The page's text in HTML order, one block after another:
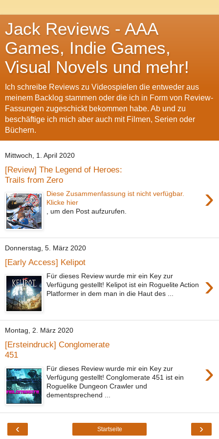
Jack Reviews - AAA
Games, Indie Games,
Visual Novels und mehr!
Ich schreibe Reviews zu Videospielen die entweder aus
meinem Backlog stammen oder die ich in Form von Review-
Fassungen zugeschickt bekommen habe. Ab und zu
beschäftige ich mich aber auch mit Filmen, Serien oder
Büchern.
Mittwoch, 1. April 2020
[Review] The Legend of Heroes:
Trails from Zero
›
Diese Zusammenfassung ist nicht verfügbar.
Klicke hier
, um den Post aufzurufen.
Donnerstag, 5. März 2020
[Early Access] Kelipot
›
Für dieses Review wurde mir ein Key zur
Verfügung gestellt! Kelipot ist ein Roguelite Action
Platformer in dem man in die Haut des ...
Montag, 2. März 2020
[Ersteindruck] Conglomerate
451
›
Für dieses Review wurde mir ein Key zur
Verfügung gestellt! Conglomerate 451 ist ein
Roguelike Dungeon Crawler und
dementsprechend ...
‹ ›
Startseite